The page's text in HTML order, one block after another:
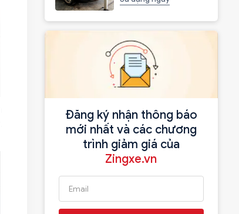
Đăng ký nhận thông báo
mới nhất và các chương
trình giảm giá của
Zingxe.vn